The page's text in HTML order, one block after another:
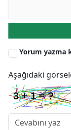
Yorum yazma
Aşağıdaki